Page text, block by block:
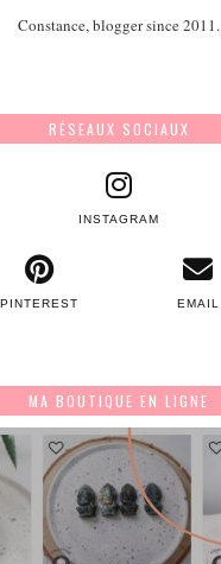
Constance, blogger since 2011.
RÉSEAUX SOCIAUX
INSTAGRAM
PINTEREST EMAIL
MA BOUTIQUE EN LIGNE